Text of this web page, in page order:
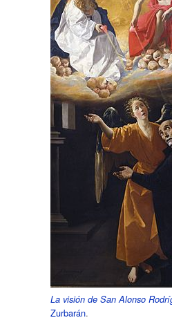
La visión de San Alonso
Zurbarán.